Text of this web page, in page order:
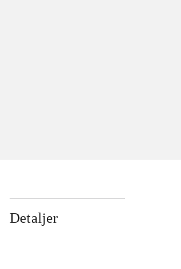
Detaljer